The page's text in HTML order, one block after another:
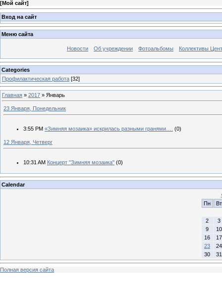
[Мой сайт]
Вход на сайт
Меню сайта
Новости Об учреждении Фотоальбомы Коллективы
Categories
Профилактическая работа [32]
Главная » 2017 » Январь
23 Января, Понедельник
3:55 PM «Зимняя мозаика» искрилась разными гранями…. (0)
12 Января, Четверг
10:31 AM Концерт "Зимняя мозаика" (0)
Calendar
Пн
Вт
2
3
9
10
16
17
23
24
30
31
Полная версия сайта